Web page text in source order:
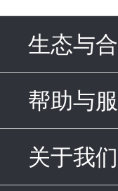
生态与
帮助与
关于我们